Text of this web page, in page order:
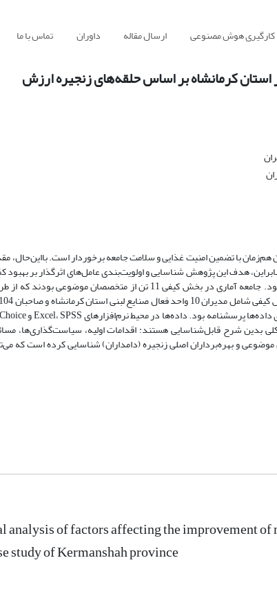
کارگیری هوش مصنوعی ارسال مقاله داوران تماس با ما
کرمانشاه بر اساس حلقه‌های زنجیره ارزش
هم‌زمان با تضمین امنیت غذایی و سلامت جامعه برخوردار است. بااین‌حال،
هدف این پژوهش شناسایی و اولویت‌بندی عامل‌های اثرگذار بر
در استان کرمانشاه از طریق به‌کارگیری طرح پژوهشی آمیخته متوالی و از نوع اکتشافی بود. جامعه آماری در بخش کیفی 11 تن
بدین شرح قابل‌شناسایی هستند: اقدامات اولیه، سیاست‌گذاری‌ها،
و بهره‌برداران اصلی زنجیره (دامداران) شناسایی کرده است که
of factors affecting the improvement
study of Kermanshah province